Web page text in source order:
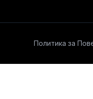
Политика за